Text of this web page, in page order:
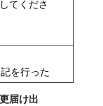
てくださ
を行った
届け出